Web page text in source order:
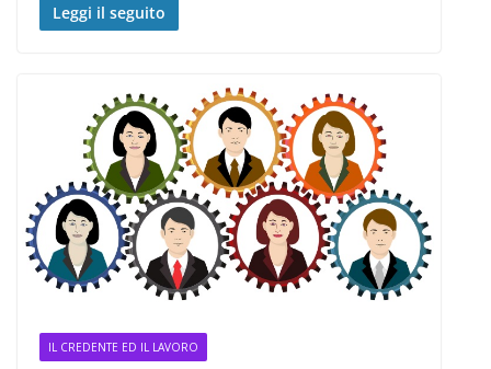
Leggi il seguito
IL CREDENTE ED IL LAVORO